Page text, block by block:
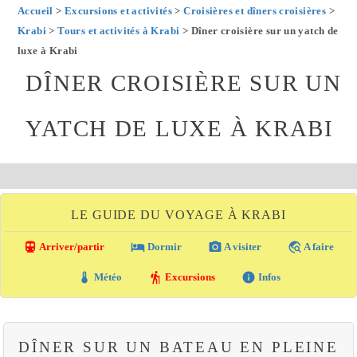
Accueil > Excursions et activités>Croisières et dîners croisières >
Krabi >Tours et activités à Krabi > Dîner croisière sur un yatch de
luxe à Krabi
DÎNER CROISIÈRE SUR UN
YATCH DE LUXE À KRABI
LE GUIDE DU VOYAGE À KRABI
directions_transit Arriver/partir local_hotel Dormir photo_camera A visiter travel_explore A faire
thermostat Météo hiking Excursions info Infos
DÎNER SUR UN BATEAU EN PLEINE